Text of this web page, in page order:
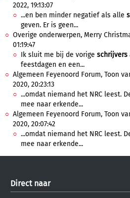
2022, 19:13:07
...en ben minder negatief als alle
geven. Er is geen...
Overige onderwerpen, Merry
01:19:47
Ik sluit me bij de vorige schrijvers
feestdagen en een...
Algemeen Feyenoord Forum, Toon
2020, 20:23:13
...omdat niemand het NRC leest.
mee naar erkende...
Algemeen Feyenoord Forum, Toon
2020, 20:07:42
...omdat niemand het NRC leest.
mee naar erkende...
Direct naar